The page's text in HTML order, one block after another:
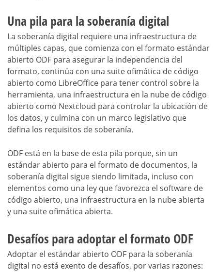
Una pila para la soberanía digital
La soberanía digital requiere una infraestructura de
múltiples capas, que comienza con el formato estándar
abierto ODF para asegurar la independencia del
formato, continúa con una suite ofimática de código
abierto como LibreOffice para tener control sobre la
herramienta, una infraestructura en la nube de código
abierto como Nextcloud para controlar la ubicación de
los datos, y culmina con un marco legislativo que
defina los requisitos de soberanía.
ODF está en la base de esta pila porque, sin un
estándar abierto para el formato de documentos, la
soberanía digital sigue siendo limitada, incluso con
elementos como una ley que favorezca el software de
código abierto, una infraestructura en la nube abierta
y una suite ofimática abierta.
Desafíos para adoptar el formato ODF
Adoptar el estándar abierto ODF para la soberanía
digital no está exento de desafíos, por varias razones: